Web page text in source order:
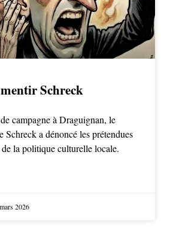
Schreck
campagne à Draguignan, le
a dénoncé les prétendues
de la politique culturelle locale.
2026